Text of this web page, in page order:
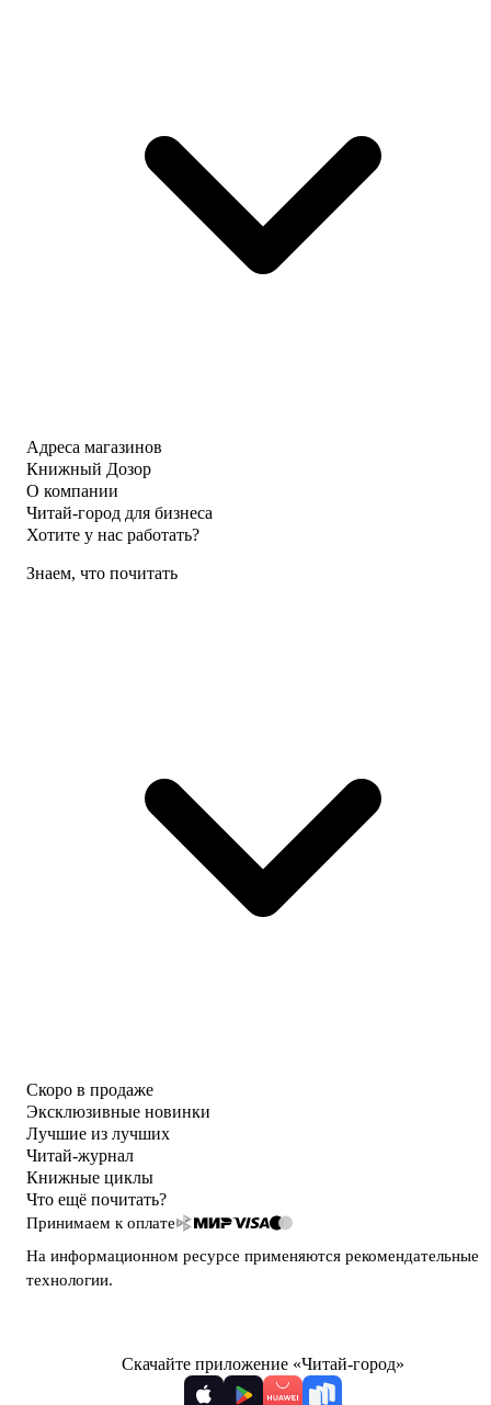
Адреса магазинов
Книжный Дозор
О компании
Читай-город для бизнеса
Хотите у нас работать?
Знаем, что почитать
Скоро в продаже
Эксклюзивные новинки
Лучшие из лучших
Читай-журнал
Книжные циклы
Что ещё почитать?
Принимаем к оплате
На информационном ресурсе применяются рекомендательные
технологии.
Скачайте приложение «Читай-город»